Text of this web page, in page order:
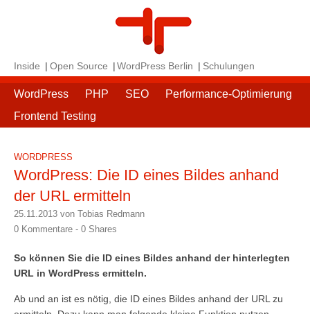
Inside Open Source WordPress Berlin Schulungen
WordPress PHP SEO
Performance-Optimierung
Frontend Testing
WORDPRESS
WordPress: Die ID eines Bildes anhand
der URL ermitteln
25.11.2013 von Tobias Redmann
0 Kommentare - 0 Shares
So können Sie die ID eines Bildes anhand der hinterlegten
URL in WordPress ermitteln.
Ab und an ist es nötig, die ID eines Bildes anhand der URL zu